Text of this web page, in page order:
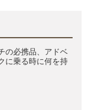
の必携品、アドベ
に乗る時に何を持